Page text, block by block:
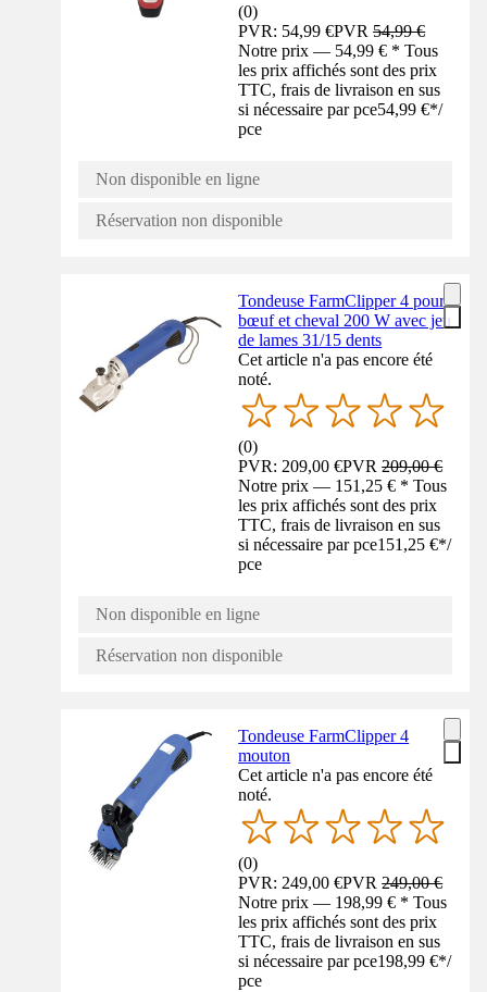
(0)
PVR: 54,99 €PVR54,99 €
Notre prix — 54,99 € * Tous
les prix affichés sont des prix
TTC, frais de livraison en sus
si nécessaire par pce54,99 €*/
pce
Non disponible en ligne
Réservation non disponible
Tondeuse FarmClipper 4 pour
bœuf et cheval 200 W avec jeu
de lames 31/15 dents
Cet article n'a pas encore été
noté.
(0)
PVR: 209,00 €PVR209,00 €
Notre prix — 151,25 € * Tous
les prix affichés sont des prix
TTC, frais de livraison en sus
si nécessaire par pce151,25 €*/
pce
Non disponible en ligne
Réservation non disponible
Tondeuse FarmClipper 4
mouton
Cet article n'a pas encore été
noté.
(0)
PVR: 249,00 €PVR249,00 €
Notre prix — 198,99 € * Tous
les prix affichés sont des prix
TTC, frais de livraison en sus
si nécessaire par pce198,99 €*/
pce